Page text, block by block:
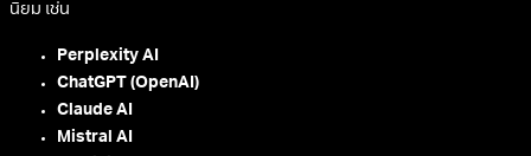
นิยม เช่น
Perplexity AI
ChatGPT (OpenAI)
Claude AI
Mistral AI